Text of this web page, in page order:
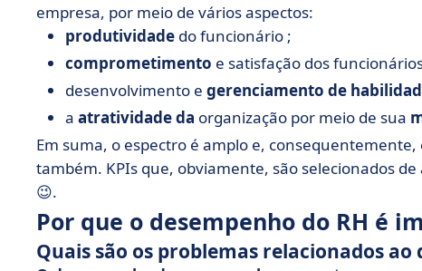
empresa, por meio de vários aspectos:
produtividade do funcionário ;
comprometimento e satisfação dos
desenvolvimento e gerenciamento de
a atratividade da organização por meio de sua
Em suma, o espectro é amplo e,
também. KPIs que, obviamente, são selecionados de
😉.
Por que o desempenho do RH é
Quais são os problemas relacionados